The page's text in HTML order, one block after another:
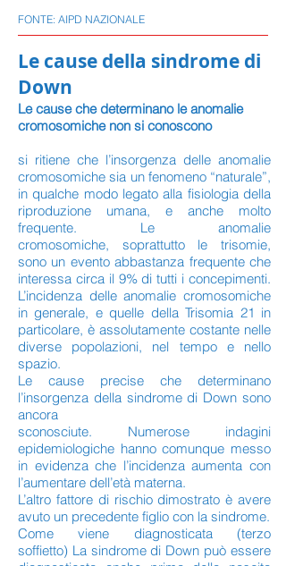
FONTE: AIPD NAZIONALE
Le cause della sindrome di
Down
Le cause che determinano le anomalie
cromosomiche non si conoscono
si ritiene che l’insorgenza delle anomalie
cromosomiche sia un fenomeno “naturale”,
in qualche modo legato alla fisiologia della
riproduzione umana, e anche molto
frequente. Le anomalie
cromosomiche, soprattutto le trisomie,
sono un evento abbastanza frequente che
interessa circa il 9% di tutti i concepimenti.
L’incidenza delle anomalie cromosomiche
in generale, e quelle della Trisomia 21 in
particolare, è assolutamente costante nelle
diverse popolazioni, nel tempo e nello
spazio.
Le cause precise che determinano
l’insorgenza della sindrome di Down sono
ancora
sconosciute. Numerose indagini
epidemiologiche hanno comunque messo
in evidenza che l’incidenza aumenta con
l’aumentare dell’età materna.
L’altro fattore di rischio dimostrato è avere
avuto un precedente figlio con la sindrome.
Come viene diagnosticata (terzo
soffietto) La sindrome di Down può essere